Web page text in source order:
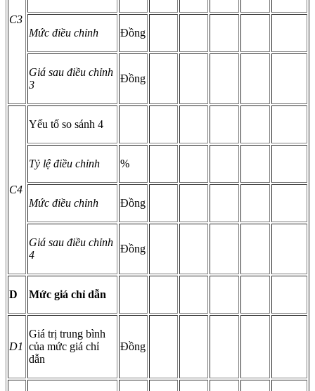
C3
Mức điều chỉnh Đồng
Giá sau điều chỉnh
3
Đồng
C4
Yếu tố so sánh 4
Tỷ lệ điều chỉnh %
Mức điều chỉnh Đồng
Giá sau điều chỉnh
4
Đồng
D Mức giá chỉ dẫn
D1
Giá trị trung bình
của mức giá chỉ
dẫn
Đồng